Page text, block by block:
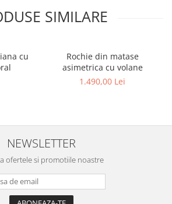
SIMILARE
cu
Rochie din matase
asimetrica cu volane
1.490,00 Lei
NEWSLETTER
ofertele si promotiile noastre